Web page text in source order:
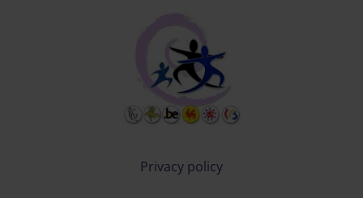
Privacy policy